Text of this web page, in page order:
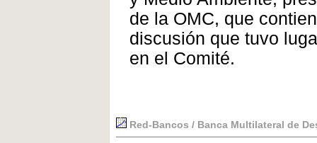
de la OMC, que
discusión que tuvo
en el Comité.
Red-Bancos / Banca Multilateral de